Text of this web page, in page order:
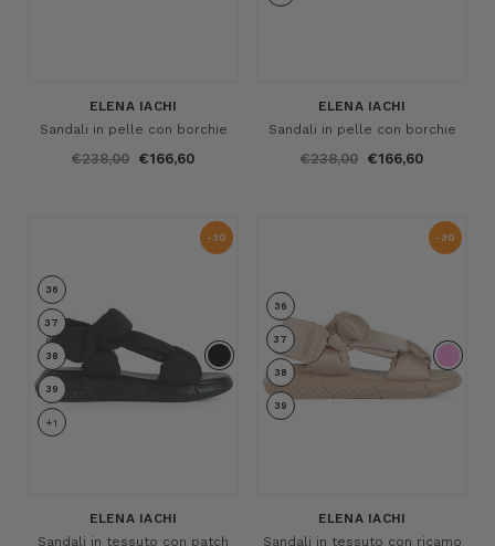
ELENA IACHI
Sandali in pelle con borchie
€238,00 €166,60
ELENA IACHI
Sandali in pelle con borchie
€238,00 €166,60
-30
36
37
38
39
+1
ELENA IACHI
Sandali in tessuto con patch
-30
36
37
38
39
ELENA IACHI
Sandali in tessuto con ricamo